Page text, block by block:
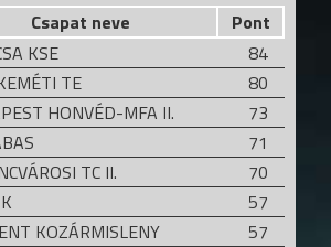
Csapat neve
Pont
KSE
84
TE
80
HONVÉD-MFA II.
73
71
TC II.
70
57
KOZÁRMISLENY
57